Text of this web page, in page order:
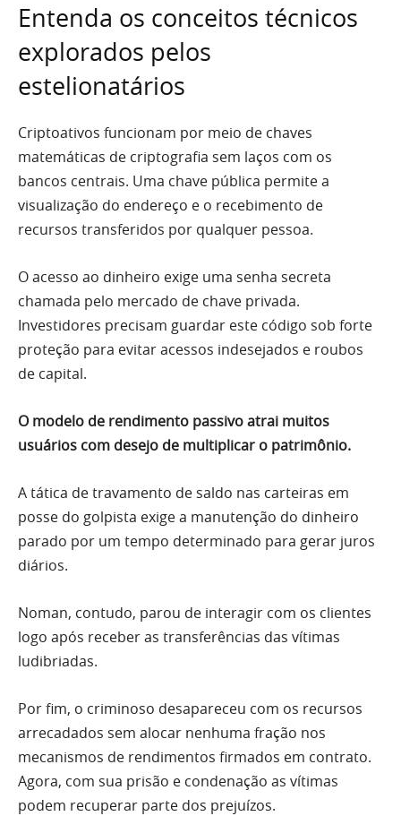
Entenda os conceitos técnicos
explorados pelos
estelionatários
Criptoativos funcionam por meio de chaves
matemáticas de criptografia sem laços com os
bancos centrais. Uma chave pública permite a
visualização do endereço e o recebimento de
recursos transferidos por qualquer pessoa.
O acesso ao dinheiro exige uma senha secreta
chamada pelo mercado de chave privada.
Investidores precisam guardar este código sob forte
proteção para evitar acessos indesejados e roubos
de capital.
O modelo de rendimento passivo atrai muitos
usuários com desejo de multiplicar o patrimônio.
A tática de travamento de saldo nas carteiras em
posse do golpista exige a manutenção do dinheiro
parado por um tempo determinado para gerar juros
diários.
Noman, contudo, parou de interagir com os clientes
logo após receber as transferências das vítimas
ludibriadas.
Por fim, o criminoso desapareceu com os recursos
arrecadados sem alocar nenhuma fração nos
mecanismos de rendimentos firmados em contrato.
Agora, com sua prisão e condenação as vítimas
podem recuperar parte dos prejuízos.